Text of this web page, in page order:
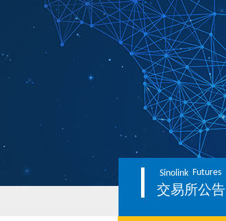
Sinolink Futures
交易所公告